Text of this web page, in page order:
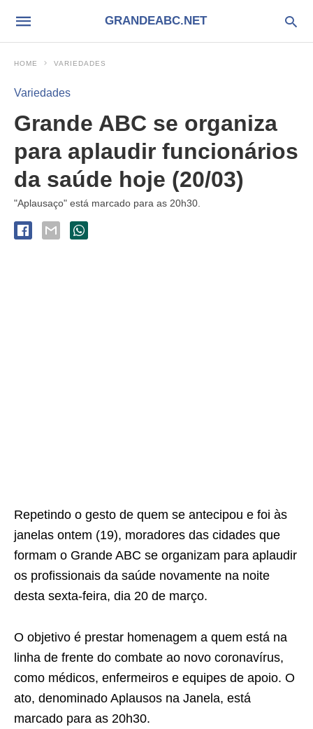
GRANDEABC.NET
HOME VARIEDADES
Variedades
Grande ABC se organiza
para aplaudir funcionários
da saúde hoje (20/03)
"Aplausaço" está marcado para as 20h30.
Repetindo o gesto de quem se antecipou e foi às
janelas ontem (19), moradores das cidades que
formam o Grande ABC se organizam para aplaudir
os profissionais da saúde novamente na noite
desta sexta-feira, dia 20 de março.
O objetivo é prestar homenagem a quem está na
linha de frente do combate ao novo coronavírus,
como médicos, enfermeiros e equipes de apoio. O
ato, denominado Aplausos na Janela, está
marcado para as 20h30.